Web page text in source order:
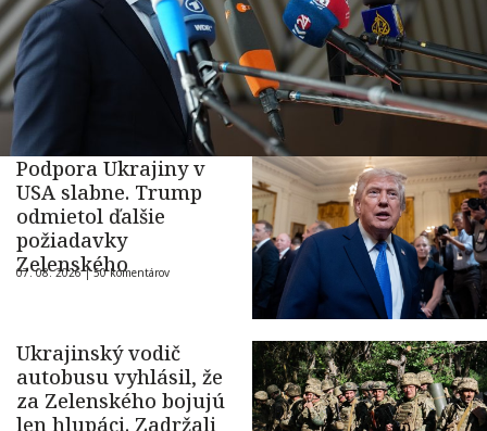
Podpora Ukrajiny v
USA slabne. Trump
odmietol ďalšie
požiadavky
Zelenského
07. 08. 2026 |50 komentárov
Ukrajinský vodič
autobusu vyhlásil, že
za Zelenského bojujú
len hlupáci. Zadržali